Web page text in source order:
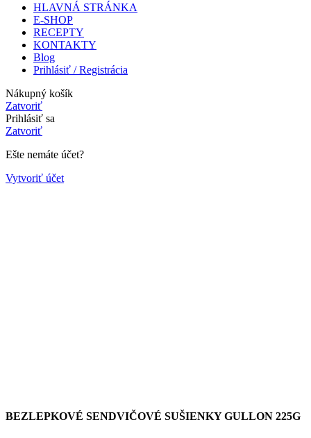
HLAVNÁ STRÁNKA
E-SHOP
RECEPTY
KONTAKTY
Blog
Prihlásiť / Registrácia
Nákupný košík
Zatvoriť
Prihlásiť sa
Zatvoriť
Ešte nemáte účet?
Vytvoriť účet
BEZLEPKOVÉ SENDVIČOVÉ SUŠIENKY GULLON 225G